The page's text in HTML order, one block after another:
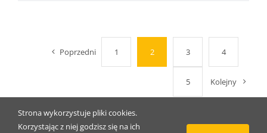
Poprzedni 1 2 3 4
5 Kolejny
Strona wykorzystuje pliki cookies.
Korzystając z niej godzisz się na ich